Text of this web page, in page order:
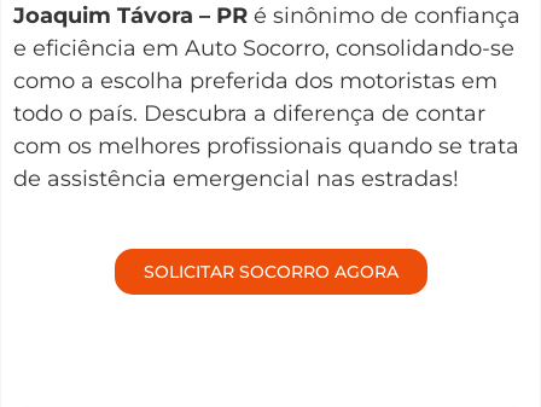
Joaquim Távora – PR é sinônimo de confiança
e eficiência em Auto Socorro, consolidando-se
como a escolha preferida dos motoristas em
todo o país. Descubra a diferença de contar
com os melhores profissionais quando se trata
de assistência emergencial nas estradas!
SOLICITAR SOCORRO AGORA